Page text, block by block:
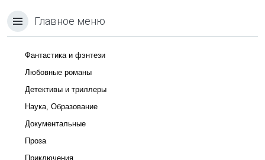
Главное меню
Фантастика и фэнтези
Любовные романы
Детективы и триллеры
Наука, Образование
Документальные
Проза
Приключения